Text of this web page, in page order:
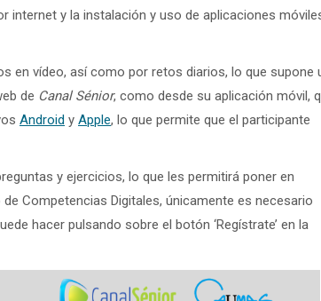
internet y la instalación y uso de aplicaciones
en vídeo, así como por retos diarios, lo que supone
de Canal Sénior, como desde su aplicación móvil,
Android y Apple, lo que permite que el participante
y ejercicios, lo que les permitirá poner en
Competencias Digitales, únicamente es necesario
hacer pulsando sobre el botón ‘Regístrate’ en la